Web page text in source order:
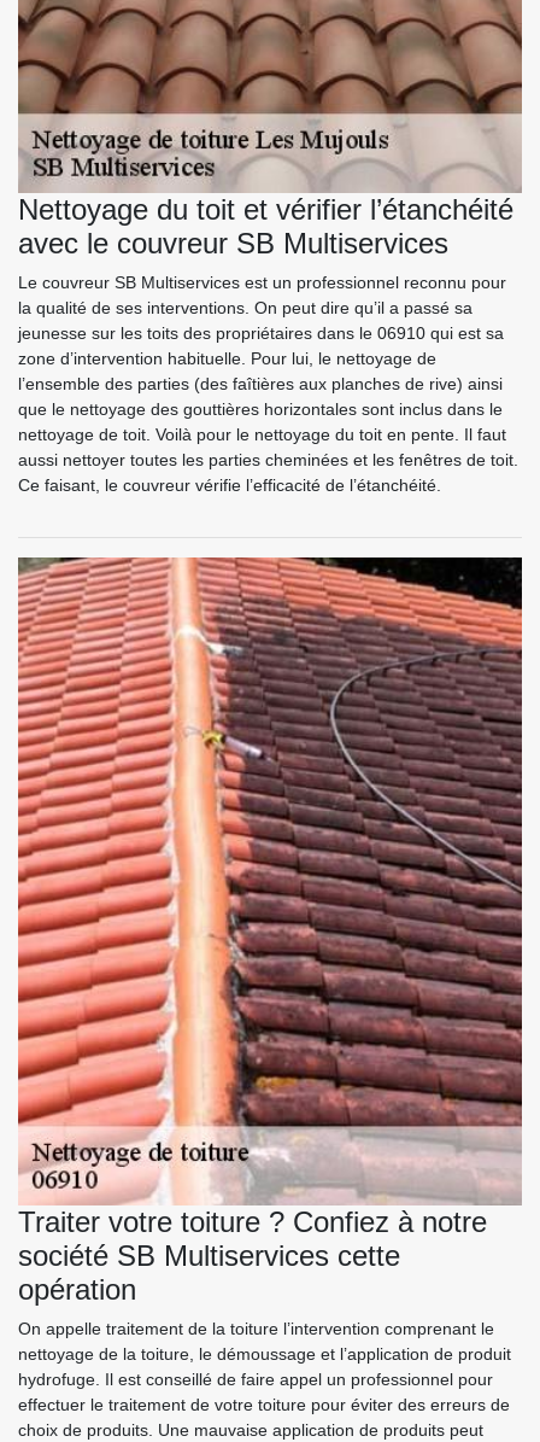
Nettoyage du toit et vérifier l’étanchéité
avec le couvreur SB Multiservices
Le couvreur SB Multiservices est un professionnel reconnu pour
la qualité de ses interventions. On peut dire qu’il a passé sa
jeunesse sur les toits des propriétaires dans le 06910 qui est sa
zone d’intervention habituelle. Pour lui, le nettoyage de
l’ensemble des parties (des faîtières aux planches de rive) ainsi
que le nettoyage des gouttières horizontales sont inclus dans le
nettoyage de toit. Voilà pour le nettoyage du toit en pente. Il faut
aussi nettoyer toutes les parties cheminées et les fenêtres de toit.
Ce faisant, le couvreur vérifie l’efficacité de l’étanchéité.
Traiter votre toiture ? Confiez à notre
société SB Multiservices cette
opération
On appelle traitement de la toiture l’intervention comprenant le
nettoyage de la toiture, le démoussage et l’application de produit
hydrofuge. Il est conseillé de faire appel un professionnel pour
effectuer le traitement de votre toiture pour éviter des erreurs de
choix de produits. Une mauvaise application de produits peut